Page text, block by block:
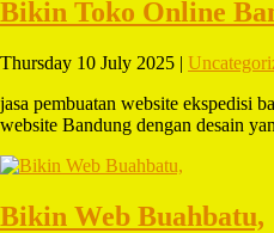
Bikin Toko Online
Thursday 10 July 2025 |
jasa pembuatan website ekspedisi
website Bandung dengan desain
Bikin Web Buahbatu,